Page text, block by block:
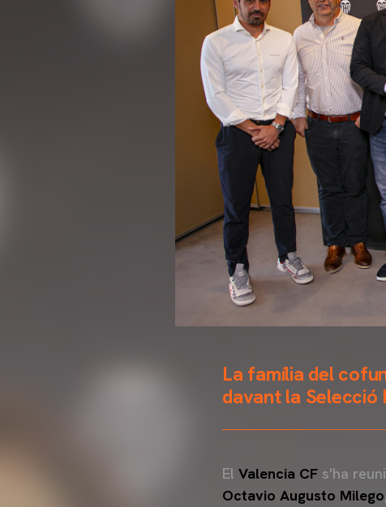
La família del
davant la Selecció
El Valencia CF s'ha
Octavio Augusto Milego